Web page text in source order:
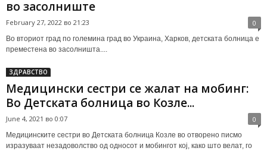
во засолниште
February 27, 2022 во 21:23 0
Во вториот град по големина град во Украина, Харков, детската болница е
преместена во засолништа....
ЗДРАВСТВО
Медицински сестри се жалат на мобинг:
Во Детската болница во Козле...
June 4, 2021 во 0:07 0
Медицинските сестри во Детската болница Козле во отворено писмо
изразуваат незадоволство од односот и мобингот кој, како што велат, го